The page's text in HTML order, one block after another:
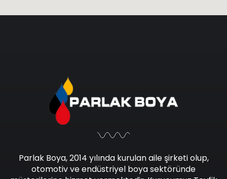
Parlak Boya, 2014 yılında kurulan aile şirketi olup,
otomotiv ve endüstriyel boya sektöründe